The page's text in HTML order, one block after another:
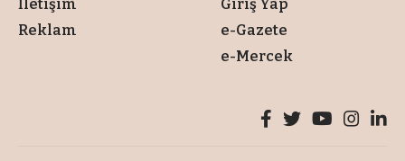
İletişim
Reklam
Giriş Yap
e-Gazete
e-Mercek